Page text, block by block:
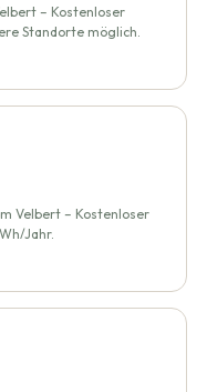
– Kostenloser
Standorte möglich.
Velbert – Kostenloser
Jahr.